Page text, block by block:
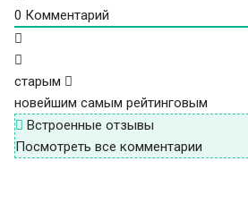
0 Комментарий
старым
новейшим самым рейтинговым
Встроенные отзывы
Посмотреть все комментарии